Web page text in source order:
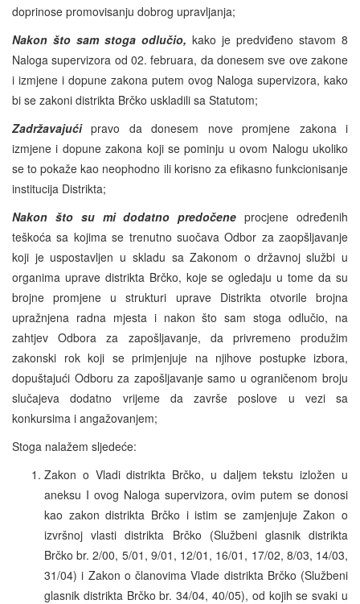
doprinose promovisanju dobrog upravljanja;
Nakon što sam stoga odlučio, kako je predviđeno stavom 8
Naloga supervizora od 02. februara, da donesem sve ove zakone
i izmjene i dopune zakona putem ovog Naloga supervizora, kako
bi se zakoni distrikta Brčko uskladili sa Statutom;
Zadržavajućipravo da donesem nove promjene zakona i
izmjene i dopune zakona koji se pominju u ovom Nalogu ukoliko
se to pokaže kao neophodno ili korisno za efikasno funkcionisanje
institucija Distrikta;
Nakon što su mi dodatno predočeneprocjene određenih
teškoća sa kojima se trenutno suočava Odbor za zaopšljavanje
koji je uspostavljen u skladu sa Zakonom o državnoj službi u
organima uprave distrikta Brčko, koje se ogledaju u tome da su
brojne promjene u strukturi uprave Distrikta otvorile brojna
upražnjena radna mjesta i nakon što sam stoga odlučio, na
zahtjev Odbora za zapošljavanje, da privremeno produžim
zakonski rok koji se primjenjuje na njihove postupke izbora,
dopuštajući Odboru za zapošljavanje samo u ograničenom broju
slučajeva dodatno vrijeme da završe poslove u vezi sa
konkursima i angažovanjem;
Stoga nalažem sljedeće:
Zakon o Vladi distrikta Brčko, u daljem tekstu izložen u
aneksu I ovog Naloga supervizora, ovim putem se donosi
kao zakon distrikta Brčko i istim se zamjenjuje Zakon o
izvršnoj vlasti distrikta Brčko (Službeni glasnik distrikta
Brčko br. 2/00, 5/01, 9/01, 12/01, 16/01, 17/02, 8/03, 14/03,
31/04) i Zakon o članovima Vlade distrikta Brčko (Službeni
glasnik distrikta Brčko br. 34/04, 40/05), od kojih se svaki u